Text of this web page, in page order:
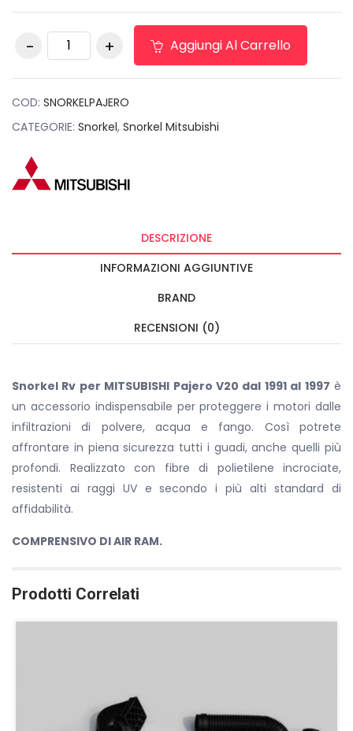
Snorkel Rv per
MITSUBISHI Pajero
Aggiungi Al Carrello
COD: SNORKELPAJERO
CATEGORIE: Snorkel, Snorkel Mitsubishi
DESCRIZIONE
INFORMAZIONI AGGIUNTIVE
BRAND
RECENSIONI (0)
Snorkel Rv per MITSUBISHI Pajero V20 dal 1991 al 1997 è
un accessorio indispensabile per proteggere i motori dalle
infiltrazioni di polvere, acqua e fango. Così potrete
affrontare in piena sicurezza tutti i guadi, anche quelli più
profondi. Realizzato con fibre di polietilene incrociate,
resistenti ai raggi UV e secondo i più alti standard di
affidabilità.
COMPRENSIVO DI AIR RAM.
Prodotti Correlati